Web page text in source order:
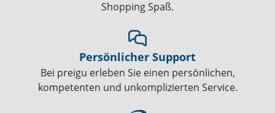
Shopping Spaß.
Persönlicher Support
Bei preigu erleben Sie einen persönlichen,
kompetenten und unkomplizierten Service.